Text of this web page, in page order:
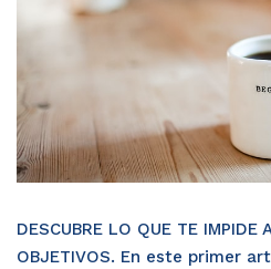
DESCUBRE LO QUE TE IMPIDE
OBJETIVOS. En este primer